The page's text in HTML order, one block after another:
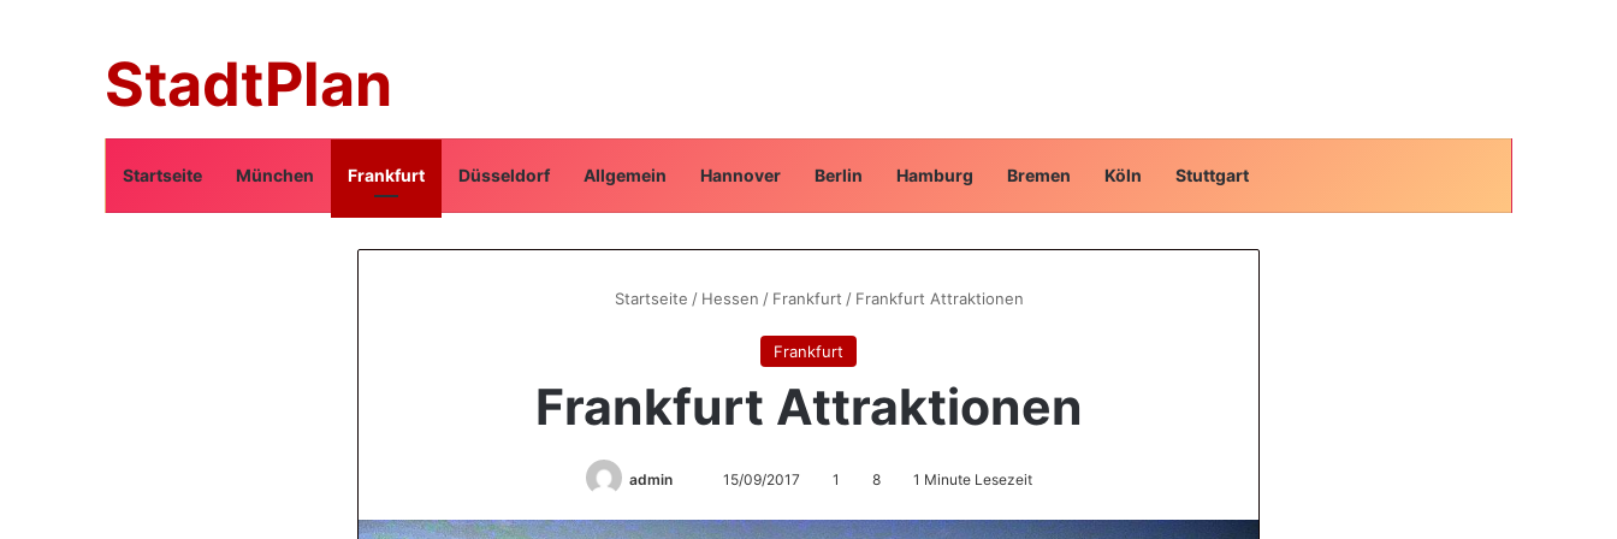
StadtPlan
Startseite München Frankfurt Düsseldorf Allgemein Hannover Berlin Hamburg Bremen Köln Stuttgart
Startseite / Hessen / Frankfurt / Frankfurt Attraktionen
Frankfurt
Frankfurt Attraktionen
admin
Sende15/09/2017 1 8 1 Minute Lesezeit